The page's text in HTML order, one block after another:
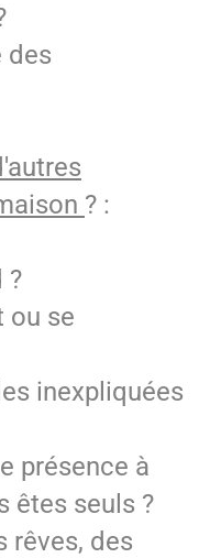
des
? :
?
ou se
inexpliquées
présence à
êtes seuls ?
rêves, des